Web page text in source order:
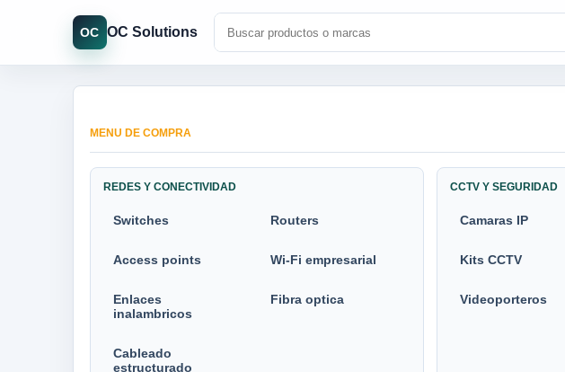
OC OC Solutions
MENU DE COMPRA
REDES Y CONECTIVIDAD
Switches Routers
Access points Wi-Fi empresarial
Enlaces
inalambricos
Fibra optica
Cableado
estructurado
CCTV Y SEGURIDAD
Camaras IP
Kits CCTV
Videoporteros